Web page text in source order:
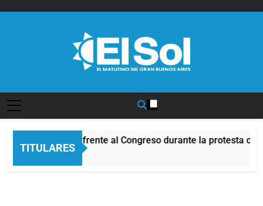
TITULARES
Incidentes frente al Congreso durante la protesta
11 Horas Atrás